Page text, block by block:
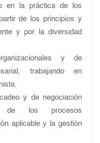
en la práctica de los
de los principios y
y por la diversidad
y de
trabajando en
y de negociación
de los procesos
aplicable y la gestión